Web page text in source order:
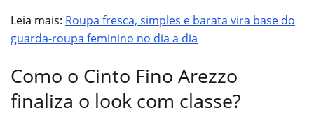
Leia mais: Roupa fresca, simples e barata vira base do
guarda-roupa feminino no dia a dia
Como o Cinto Fino Arezzo
finaliza o look com classe?